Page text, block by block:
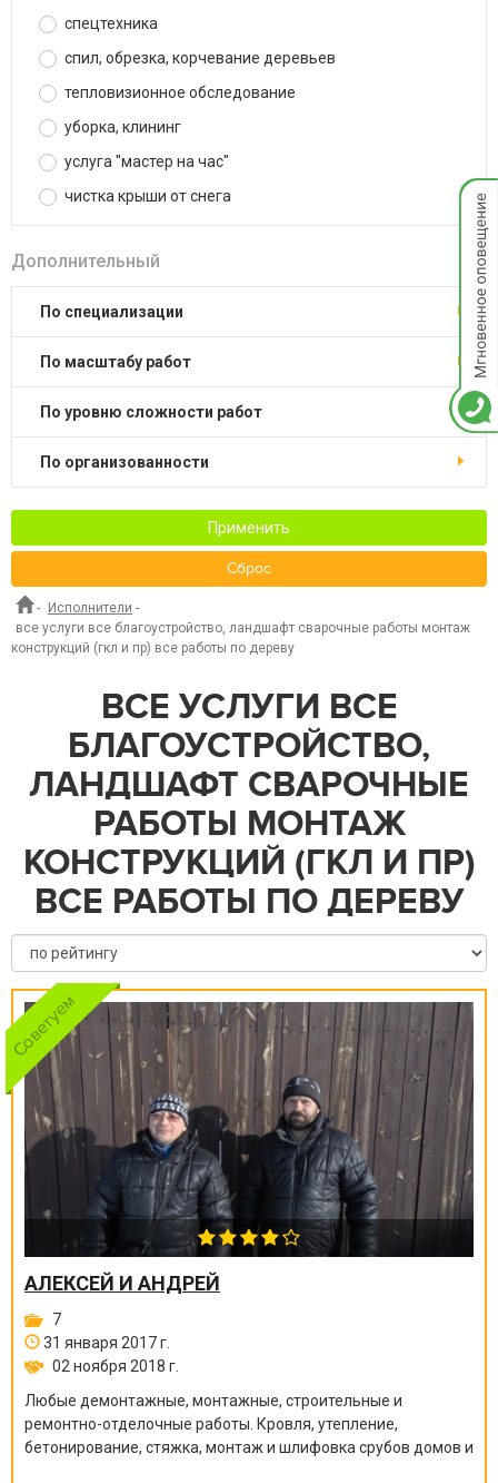
спецтехника
спил, обрезка, корчевание деревьев
тепловизионное обследование
уборка, клининг
услуга "мастер на час"
чистка крыши от снега
Дополнительный
по специализации
по масштабу работ
по уровню сложности работ
по организованности
Применить
Сброс
- Исполнители -
все услуги все благоустройство, ландшафт сварочные работы монтаж
конструкций (гкл и пр) все работы по дереву
ВСЕ УСЛУГИ ВСЕ
БЛАГОУСТРОЙСТВО,
ЛАНДШАФТ СВАРОЧНЫЕ
РАБОТЫ МОНТАЖ
КОНСТРУКЦИЙ (ГКЛ И ПР)
ВСЕ РАБОТЫ ПО ДЕРЕВУ
АЛЕКСЕЙ И АНДРЕЙ
7
31 января 2017 г.
02 ноября 2018 г.
Любые демонтажные, монтажные, строительные и
ремонтно-отделочные работы. Кровля, утепление,
бетонирование, стяжка, монтаж и шлифовка срубов домов и